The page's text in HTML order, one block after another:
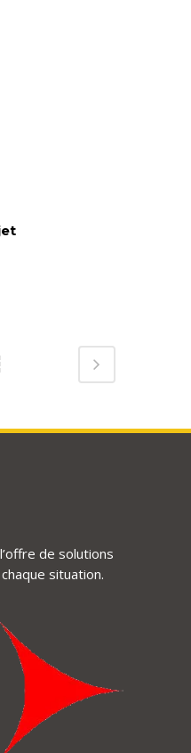
de solutions
situation.